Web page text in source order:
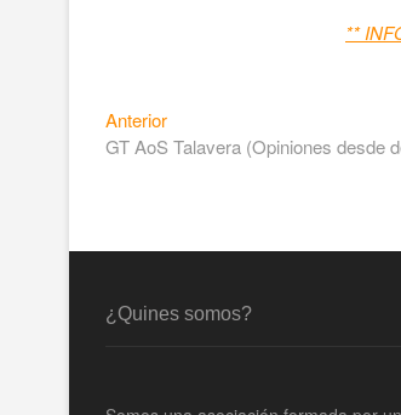
**
Anterior
GT AoS Talavera (Opiniones desde
¿Quines somos?